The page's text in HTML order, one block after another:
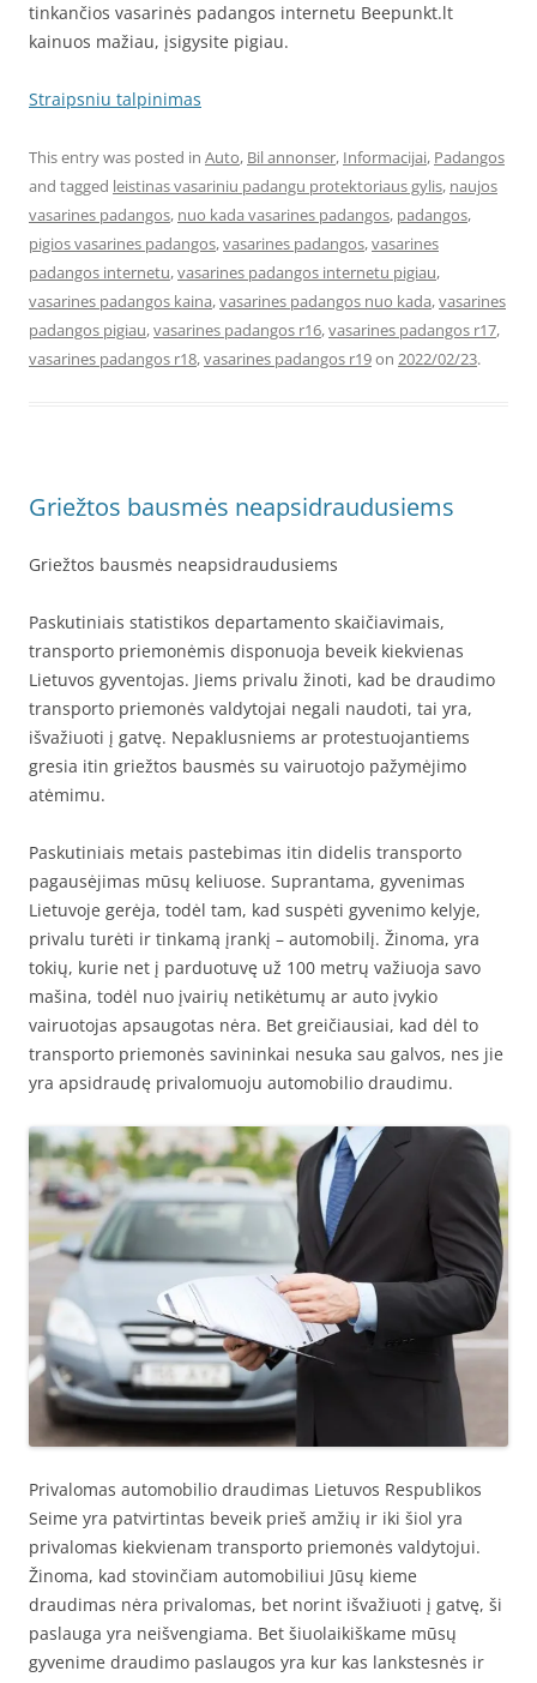
tinkančios vasarinės padangos internetu Beepunkt.lt
kainuos mažiau, įsigysite pigiau.
Straipsniu talpinimas
This entry was posted in Auto, Bil annonser, Informacijai, Padangos
and tagged leistinas vasariniu padangu protektoriaus gylis, naujos
vasarines padangos, nuo kada vasarines padangos, padangos,
pigios vasarines padangos,vasarines padangos,vasarines
padangos internetu,vasarines padangos internetu pigiau,
vasarines padangos kaina,vasarines padangos nuo kada,vasarines
padangos pigiau,vasarines padangos r16,vasarines padangos r17,
vasarines padangos r18,vasarines padangos r19on 2022/02/23.
Griežtos bausmės neapsidraudusiems
Griežtos bausmės neapsidraudusiems
Paskutiniais statistikos departamento skaičiavimais,
transporto priemonėmis disponuoja beveik kiekvienas
Lietuvos gyventojas. Jiems privalu žinoti, kad be draudimo
transporto priemonės valdytojai negali naudoti, tai yra,
išvažiuoti į gatvę. Nepaklusniems ar protestuojantiems
gresia itin griežtos bausmės su vairuotojo pažymėjimo
atėmimu.
Paskutiniais metais pastebimas itin didelis transporto
pagausėjimas mūsų keliuose. Suprantama, gyvenimas
Lietuvoje gerėja, todėl tam, kad suspėti gyvenimo kelyje,
privalu turėti ir tinkamą įrankį – automobilį. Žinoma, yra
tokių, kurie net į parduotuvę už 100 metrų važiuoja savo
mašina, todėl nuo įvairių netikėtumų ar auto įvykio
vairuotojas apsaugotas nėra. Bet greičiausiai, kad dėl to
transporto priemonės savininkai nesuka sau galvos, nes jie
yra apsidraudę privalomuoju automobilio draudimu.
Privalomas automobilio draudimas Lietuvos Respublikos
Seime yra patvirtintas beveik prieš amžių ir iki šiol yra
privalomas kiekvienam transporto priemonės valdytojui.
Žinoma, kad stovinčiam automobiliui Jūsų kieme
draudimas nėra privalomas, bet norint išvažiuoti į gatvę, ši
paslauga yra neišvengiama. Bet šiuolaikiškame mūsų
gyvenime draudimo paslaugos yra kur kas lankstesnės ir